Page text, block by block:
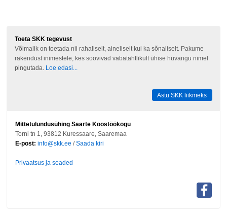
Toeta SKK tegevust
Võimalik on toetada nii rahaliselt, aineliselt kui ka sõnaliselt. Pakume
rakendust inimestele, kes soovivad vabatahtlikult ühise hüvangu nimel
pingutada.
Loe edasi...
Astu SKK liikmeks
Mittetulundusühing Saarte Koostöökogu
Torni tn 1, 93812 Kuressaare, Saaremaa
E-post: info@skk.ee /Saada kiri
Privaatsus ja seaded